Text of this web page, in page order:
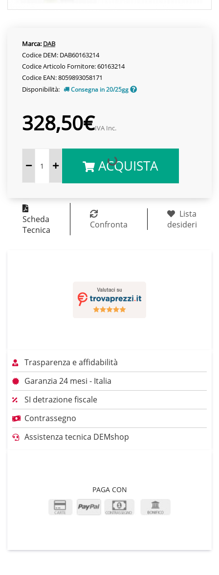
Marca: DAB
Codice DEM: DAB60163214
Codice Articolo Fornitore: 60163214
Codice EAN: 8059893058171
Disponibilità:
Consegna in 20/25gg
328,50€IVA Inc.
ACQUISTA
Scheda
Tecnica
Confronta
Lista
desideri
Trasparenza e affidabilità
Garanzia 24 mesi - Italia
SI detrazione fiscale
Contrassegno
Assistenza tecnica DEMshop
PAGA CON